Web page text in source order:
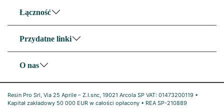
Łączność
Przydatne linki
O nas
Resin Pro Srl, Via 25 Aprile – Z.I.snc, 19021 Arcola SP VAT: 01473200119 •
Kapitał zakładowy 50 000 EUR w całości opłacony • REA SP-210889